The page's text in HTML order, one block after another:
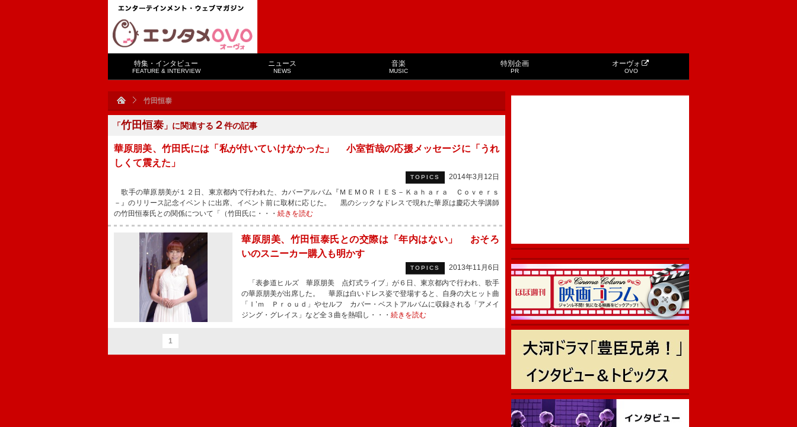
特集・インタビュー
FEATURE & INTERVIEW
ニュース
NEWS
音楽
MUSIC
特別企画
PR
オーヴォ
OVO
竹田恒泰
「竹田恒泰 」に関連する ２件の記事
華原朋美、竹田氏には「私が付いていけなかった」 小室哲哉の応援メッセージに「うれ
しくて震えた」
TOPICS
2014年3月12日
歌手の華原朋美が１２日、東京都内で行われた、カバーアルバム『ＭＥＭＯＲＩＥＳ－Ｋａｈａｒａ Ｃｏｖｅｒｓ
－』のリリース記念イベントに出席、イベント前に取材に応じた。 黒のシックなドレスで現れた華原は慶応大学講師
の竹田恒泰氏との関係について「（竹田氏に・・・ 続きを読む
華原朋美、竹田恒泰氏との交際は「年内はない」 おそろ
いのスニーカー購入も明かす
TOPICS
2013年11月6日
「表参道ヒルズ 華原朋美 点灯式ライブ」が６日、東京都内で行われ、歌手
の華原朋美が出席した。 華原は白いドレス姿で登場すると、自身の大ヒット曲
「Ｉ’ｍ Ｐｒｏｕｄ」やセルフ カバー・ベストアルバムに収録される「アメイ
ジング・グレイス」など全３曲を熱唱し・・・ 続きを読む
1